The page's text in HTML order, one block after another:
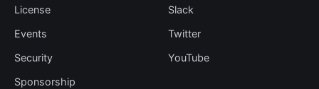
License
Events
Security
Sponsorship
Slack
Twitter
YouTube